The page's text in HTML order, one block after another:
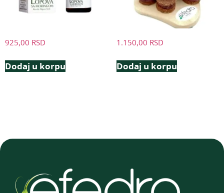
925,00 RSD
Dodaj u korpu
1.150,00 RSD
Dodaj u korpu